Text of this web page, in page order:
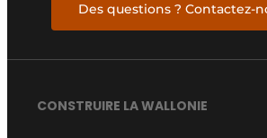
Des questions ? Contactez-
CONSTRUIRE LA WALLONIE